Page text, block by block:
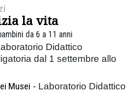
la vita
da 6 a 11 anni
Didattico
dal 1 settembre allo
Musei - Laboratorio Didattico